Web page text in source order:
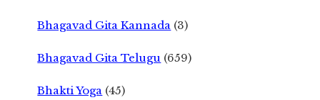
Bhagavad Gita Kannada (3)
Bhagavad Gita Telugu (659)
Bhakti Yoga (45)